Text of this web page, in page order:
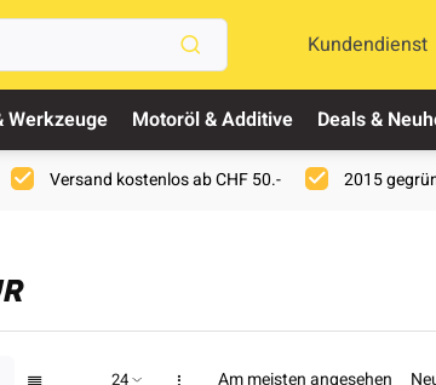
Kundendienst
Werkzeuge Motoröl & Additive Deals &
Versand kostenlos ab CHF 50.- 2015
Am meisten angesehen